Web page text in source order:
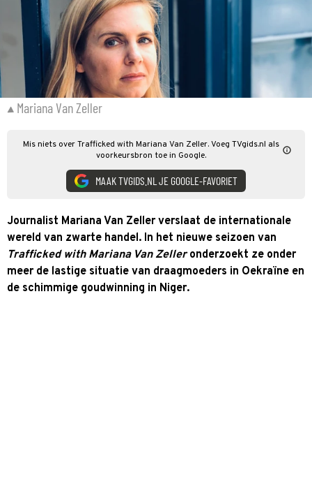
Mariana Van Zeller
Mis niets over Trafficked with Mariana Van Zeller. Voeg TVgids.nl als
voorkeursbron toe in Google.
MAAK TVGIDS.NL JE GOOGLE-FAVORIET
Journalist Mariana Van Zeller verslaat de internationale
wereld van zwarte handel. In het nieuwe seizoen van
Trafficked with Mariana Van Zelleronderzoekt ze onder
meer de lastige situatie van draagmoeders in Oekraïne en
de schimmige goudwinning in Niger.